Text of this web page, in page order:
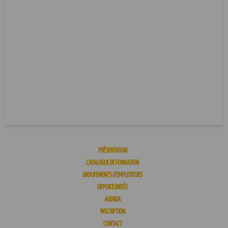
PRÉSENTATION
CATALOGUE DE FORMATION
GROUPEMENTS D’EMPLOYEURS
OPPORTUNITÉS
AGENDA
INSCRIPTION
CONTACT